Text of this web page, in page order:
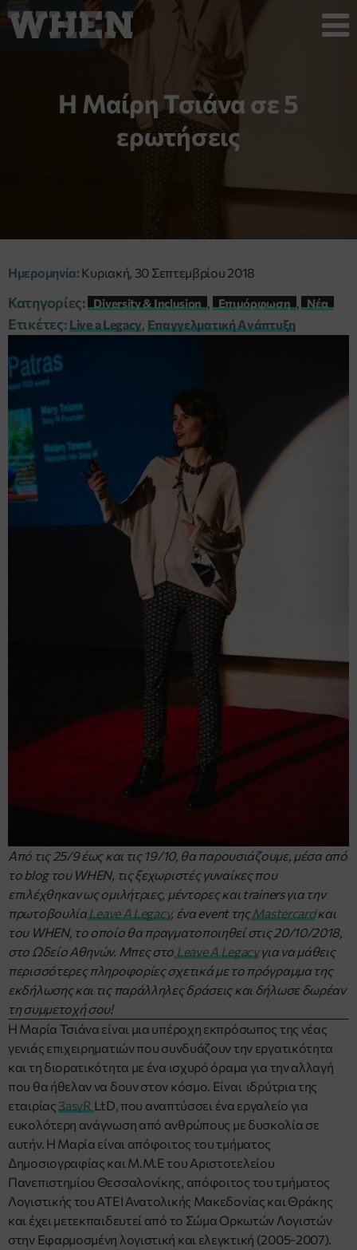
Η Μαίρη Τσιάνα σε 5
ερωτήσεις
Ημερομηνία: Κυριακή, 30 Σεπτεμβρίου 2018
Κατηγορίες: Diversity & Inclusion , Επιμόρφωση , Νέα
Ετικέτες: Live a Legacy, Επαγγελματική Aνάπτυξη
Από τις 25/9 έως και τις 19/10, θα παρουσιάζουμε, μέσα από
το blog του WHEN, τις ξεχωριστές γυναίκες που
επιλέχθηκαν ως ομιλήτριες, μέντορες και trainers για την
πρωτοβουλία Leave A Legacy, ένα event της Mastercardκαι
του WHEN, το οποίο θα πραγματοποιηθεί στις 20/10/2018,
στο Ωδείο Αθηνών. Μπες στο Leave A Legacyγια να μάθεις
περισσότερες πληροφορίες σχετικά με το πρόγραμμα της
εκδήλωσης και τις παράλληλες δράσεις και δήλωσε δωρέαν
τη συμμετοχή σου!
Η Μαρία Τσιάνα είναι μια υπέροχη εκπρόσωπος της νέας
γενιάς επιχειρηματιών που συνδυάζουν την εργατικότητα
και τη διορατικότητα με ένα ισχυρό όραμα για την αλλαγή
που θα ήθελαν να δουν στον κόσμο. Είναι ιδρύτρια της
εταιρίας 3asyR LtD, που αναπτύσσει ένα εργαλείο για
ευκολότερη ανάγνωση από ανθρώπους με δυσκολία σε
αυτήν. Η Μαρία είναι απόφοιτος του τμήματος
Δημοσιογραφίας και Μ.Μ.Ε του Αριστοτελείου
Πανεπιστημίου Θεσσαλονίκης, απόφοιτος του τμήματος
Λογιστικής του ΑΤΕΙ Ανατολικής Μακεδονίας και Θράκης
και έχει μετεκπαιδευτεί από το Σώμα Ορκωτών Λογιστών
στην Εφαρμοσμένη λογιστική και ελεγκτική (2005-2007).